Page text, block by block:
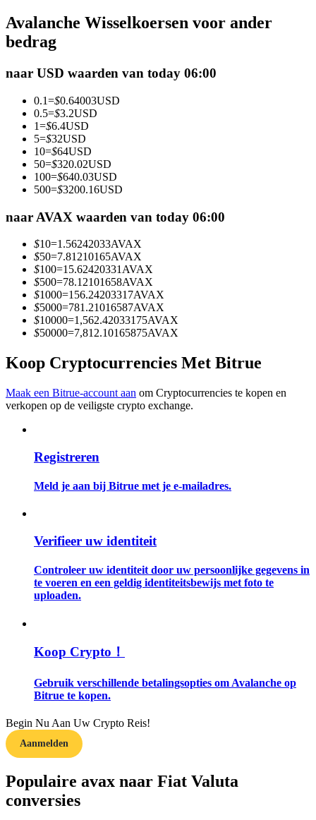
Word een Copy Trader
Geniet van winstdeling en copy trading commissies
Informatie
Big data-analyse inclusief handelsinformatie, enz.
Gids
Futures-startgids
Leer hoe u winstgevend kunt blijven
Verdienen
Avalanche Wisselkoersen voor ander
bedrag
naar USD waarden van today 06:00
0.1=$0.64003USD
0.5=$3.2USD
1=$6.4USD
5=$32USD
10=$64USD
50=$320.02USD
100=$640.03USD
500=$3200.16USD
naar AVAX waarden van today 06:00
$10=1.56242033AVAX
$50=7.81210165AVAX
$100=15.62420331 AVAX
$500=78.12101658AVAX
$1000=156.24203317AVAX
$5000=781.21016587AVAX
$10000=1,562.42033175AVAX
$50000=7,812.10165875AVAX
Koop Cryptocurrencies Met Bitrue
Maak een Bitrue-account aan om Cryptocurrencies te kopen en
verkopen op de veiligste crypto exchange.
Registreren
Meld je aan bij Bitrue met je e-mailadres.
Verifieer uw identiteit
Controleer uw identiteit door uw persoonlijke gegevens in
te voeren en een geldig identiteitsbewijs met foto te
uploaden.
Koop Crypto！
Gebruik verschillende betalingsopties om Avalanche op
Bitrue te kopen.
Begin Nu Aan Uw Crypto Reis!
Aanmelden
Populaire avax naar Fiat Valuta
conversies